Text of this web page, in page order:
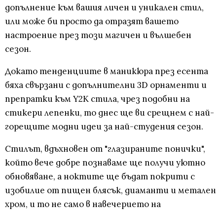
допълнение към вашия личен и уникален стил,
или може би просто да отразят вашето
настроение през този магичен и вълшебен
сезон.
Докато тенденциите в маникюра през есента
бяха свързани с допълнителни 3D орнаменти и
препратки към Y2K стила, чрез подобни на
стикери лепенки, то днес ще ви срещнем с най-
горещите модни идеи за най-студения сезон.
Стилът, вдъхновен от "глазираните понички",
който вече добре познаваме ще получи уютно
обновяване, а ноктите ще бъдат покрити с
изобилие от пищен блясък, диаманти и метален
хром, и то не само в навечерието на